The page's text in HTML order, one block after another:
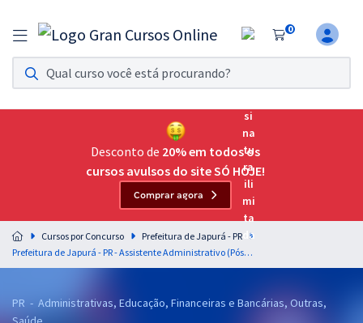
0
Assinatura Ilimitada 11
Acesso a todos os cursos. Teste grátis por 7 dias!
Assinatura OAB Até Passar
Acesso ilimitado a toda preparação para o Exame da
Residências Multiprofissionais
Preparação completa e intensiva para as principais
residências em saúde do Brasil
Assinatura Ilimitada
Desconto de 20% em todos os
cursos avulsos do site SÓ HOJE!
Comprar agora
Cursos por Concurso
Prefeitura de Japurá - PR
Prefeitura de Japurá - PR - Assistente Administrativo (Pós-Edital)
PR - Administrativas, Educação, Financeiras e Bancárias, Outras,